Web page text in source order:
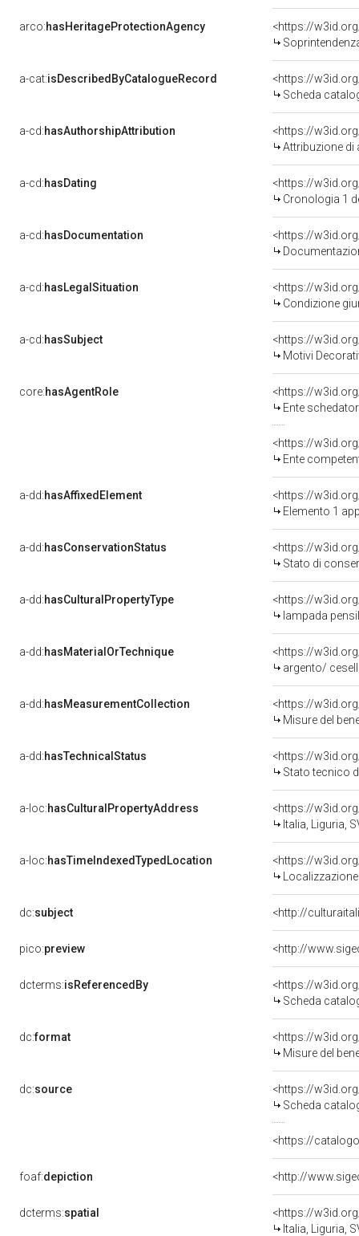
arco:hasHeritageProtectionAgency
<https://
a-cat:isDescribedByCatalogueRecord
<https://
Scheda
a-cd:hasAuthorshipAttribution
Attribuzione di
a-cd:hasDating
<https://
Cronologia 1
a-cd:hasDocumentation
a-cd:hasLegalSituation
Condizione
a-cd:hasSubject
<https://
Motivi
core:hasAgentRole
<https://
Ente schedatore
<https://
Ente competente per
a-dd:hasAffixedElement
<https://
Elemento 1
a-dd:hasConservationStatus
<https://
Stato di
a-dd:hasCulturalPropertyType
<https://
lampada
a-dd:hasMaterialOrTechnique
<https://
argento/
a-dd:hasMeasurementCollection
<https://
Misure del
a-dd:hasTechnicalStatus
<https://
Stato tecnico
a-loc:hasCulturalPropertyAddress
<https://
Italia, Liguria,
a-loc:hasTimeIndexedTypedLocation
<https://
dc:subject <http://
pico:preview
dcterms:isReferencedBy
<https://
Scheda
dc:format
<https://
Misure del
dc:source
<https://
Scheda
<https://
foaf:depiction
dcterms:spatial
<https://
Italia, Liguria,